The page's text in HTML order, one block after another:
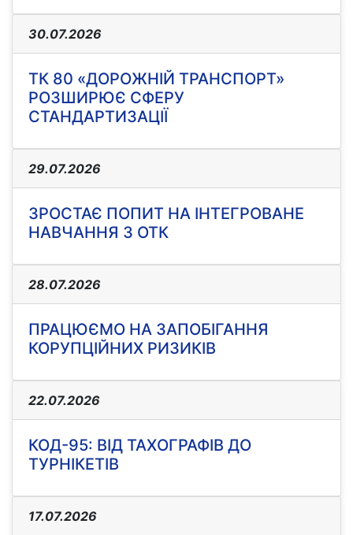
30.07.2026
ТК 80 «ДОРОЖНІЙ ТРАНСПОРТ»
РОЗШИРЮЄ СФЕРУ
СТАНДАРТИЗАЦІЇ
29.07.2026
ЗРОСТАЄ ПОПИТ НА ІНТЕГРОВАНЕ
НАВЧАННЯ З ОТК
28.07.2026
ПРАЦЮЄМО НА ЗАПОБІГАННЯ
КОРУПЦІЙНИХ РИЗИКІВ
22.07.2026
КОД-95: ВІД ТАХОГРАФІВ ДО
ТУРНІКЕТІВ
17.07.2026